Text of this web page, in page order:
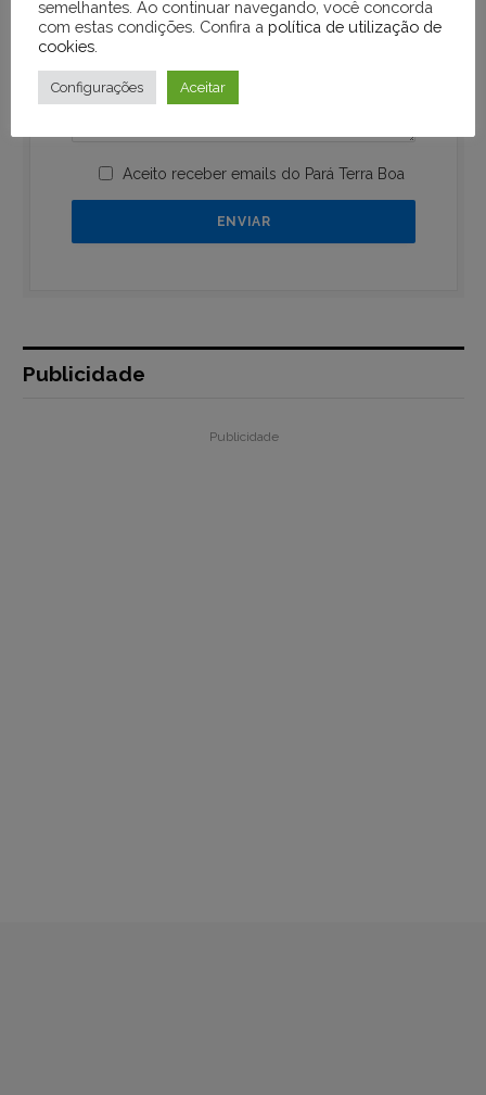
Aceito receber emails do Pará Terra Boa
Publicidade
Publicidade
semelhantes. Ao continuar navegando, você concorda
com estas condições. Confira a política de utilização de
cookies
Configurações Aceitar